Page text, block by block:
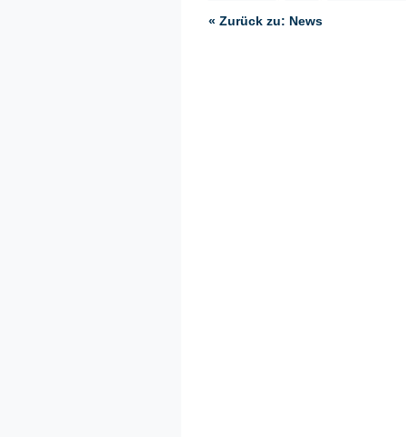
« Zurück zu: News